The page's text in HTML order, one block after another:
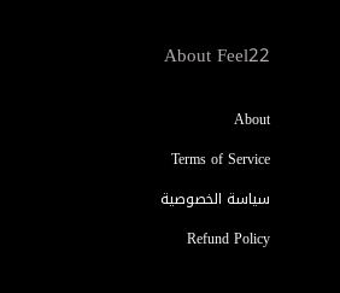
About Feel22
About
Terms of Service
سياسة الخصوصية
Refund Policy